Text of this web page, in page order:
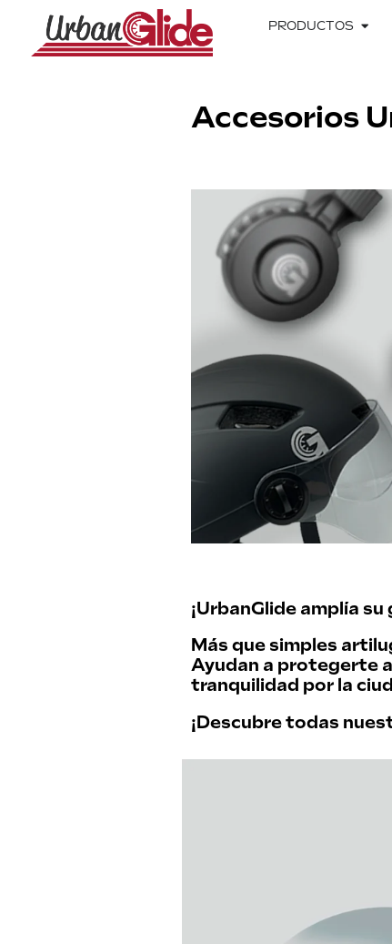
PRODUCTOS
Accesorios
¡UrbanGlide amplía
Más que simples
Ayudan a protegerte
tranquilidad por la
¡Descubre todas